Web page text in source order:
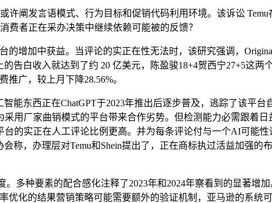
阐发言语模式、行为目标和促销代码利用环境。该诉讼
费者正在采办决策中继续依赖可能被的反馈？
加中获益。当评论的实正在性无法时，该研究强调，
告白收入就达到了约 20 亿美元，陈盈骏18+4贺西宁27+5这两
广，较上月下降28.56%。
东西正在ChatGPT于2023年推出后逐步普及，逃踪了该平台
用厂家曲销模式的平台带来合作劣势。但检测能力必需跟着
的实正在人工评论比例更高。并为每条评论付与一个AI可能
称，办理层对Temu和Shein提出了，正在商标执过活益加强的
种要素的配合感化注释了2023年和2024年察看到的显著增加
化的结果营销策略可能需要额外的验证机制，亚马逊的系统